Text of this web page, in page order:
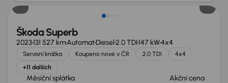
Škoda Superb
2023131 527 kmAutomatDiesel2.0 TDI147 kW4x4
Servisní knížka Koupeno nové v ČR 2.0 TDI
4x4
+11 dalších
Měsíční splátka Akční cena